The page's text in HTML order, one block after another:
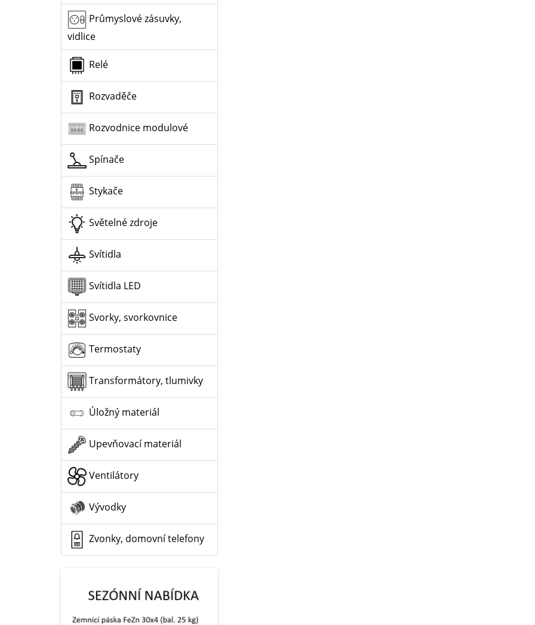
Průmyslové zásuvky,
vidlice
Relé
Rozvaděče
Rozvodnice modulové
Spínače
Stykače
Světelné zdroje
Svítidla
Svítidla LED
Svorky, svorkovnice
Termostaty
Transformátory, tlumivky
Úložný materiál
Upevňovací materiál
Ventilátory
Vývodky
Zvonky, domovní telefony